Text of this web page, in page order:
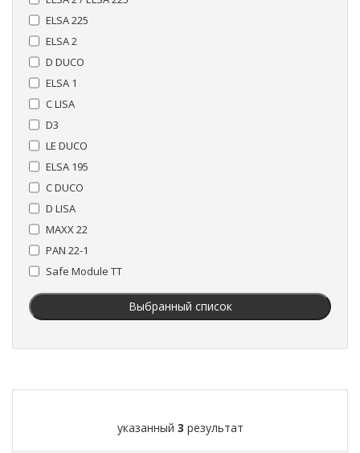
ELSA 225
ELSA 2
D DUCO
ELSA 1
C LISA
D3
LE DUCO
ELSA 195
C DUCO
D LISA
MAXX 22
PAN 22-1
Safe Module TT
Выбранный список
указанный 3 результат